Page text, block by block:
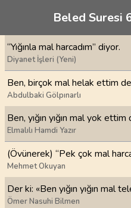
Beled Suresi
“Yığınla mal harcadım” diyor.
Diyanet İşleri (Yeni)
Ben, birçok mal helak ettim
Abdulbaki Gölpınarlı
Ben, yığın yığın mal yok ettim
Elmalılı Hamdi Yazır
(Övünerek) “Pek çok mal
Mehmet Okuyan
Der ki: «Ben yığın yığın mal
Ömer Nasuhi Bilmen